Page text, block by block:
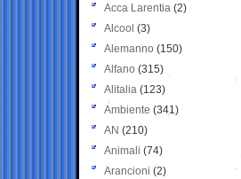
Acca Larentia (2)
Alcool (3)
Alemanno (150)
Alfano (315)
Alitalia (123)
Ambiente (341)
AN (210)
Animali (74)
Arancioni (2)